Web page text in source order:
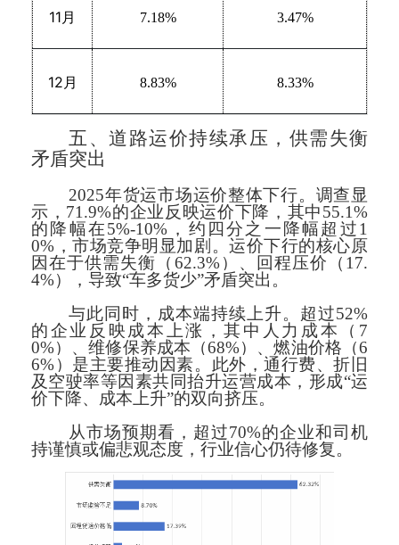
11月 7.18% 3.47%
12月 8.83% 8.33%
五、道路运价持续承压，供需失衡
矛盾突出
2025年货运市场运价整体下行。调查显
示，71.9%的企业反映运价下降，其中55.1%
的降幅在5%-10%，约四分之一降幅超过1
0%，市场竞争明显加剧。运价下行的核心原
因在于供需失衡（62.3%）、回程压价（17.
4%），导致“车多货少”矛盾突出。
与此同时，成本端持续上升。超过52%
的企业反映成本上涨，其中人力成本（7
0%）、维修保养成本（68%）、燃油价格（6
6%）是主要推动因素。此外，通行费、折旧
及空驶率等因素共同抬升运营成本，形成“运
价下降、成本上升”的双向挤压。
从市场预期看，超过70%的企业和司机
持谨慎或偏悲观态度，行业信心仍待修复。